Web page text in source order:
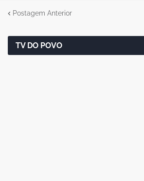
Postagem Anterior
TV DO POVO